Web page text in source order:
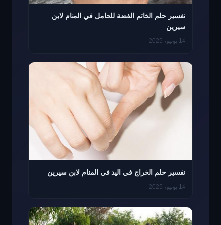
تفسير حلم الخاتم الفضة للحامل في المنام لابن
سيرين
14 يونيو، 2025
تفسير حلم الخراج في اليد في المنام لابن سيرين
14 يونيو، 2025